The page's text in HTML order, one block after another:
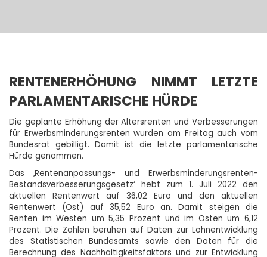
RENTENERHÖHUNG NIMMT LETZTE
PARLAMENTARISCHE HÜRDE
Die geplante Erhöhung der Altersrenten und Verbesserungen
für Erwerbsminderungsrenten wurden am Freitag auch vom
Bundesrat gebilligt. Damit ist die letzte parlamentarische
Hürde genommen.
Das ‚Rentenanpassungs- und Erwerbsminderungsrenten-
Bestandsverbesserungsgesetz‘ hebt zum 1. Juli 2022 den
aktuellen Rentenwert auf 36,02 Euro und den aktuellen
Rentenwert (Ost) auf 35,52 Euro an. Damit steigen die
Renten im Westen um 5,35 Prozent und im Osten um 6,12
Prozent. Die Zahlen beruhen auf Daten zur Lohnentwicklung
des Statistischen Bundesamts sowie den Daten für die
Berechnung des Nachhaltigkeitsfaktors und zur Entwicklung